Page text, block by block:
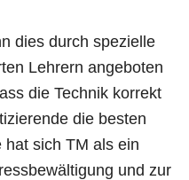
dies durch spezielle
Lehrern angeboten
die Technik korrekt
die besten
sich TM als ein
und zur